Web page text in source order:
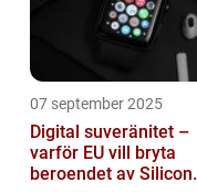
07 september 2025
Digital suveränitet –
varför EU vill bryta
beroendet av Silicon